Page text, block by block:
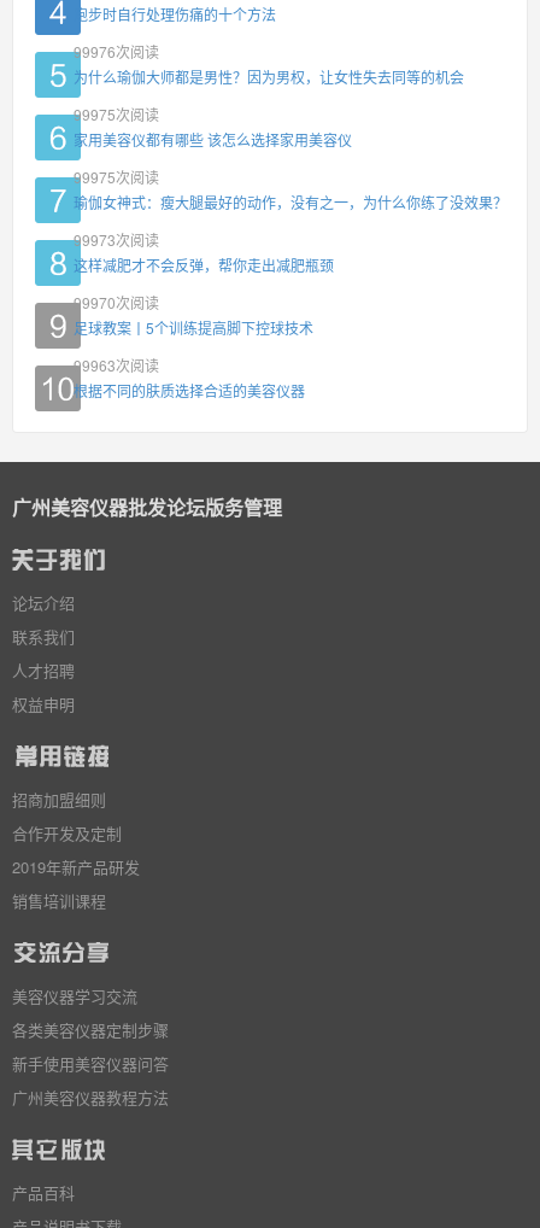
跑步时自行处理伤痛的十个方法
99976次阅读
为什么瑜伽大师都是男性？因为男权，让女性失去同等的机会
99975次阅读
家用美容仪都有哪些 该怎么选择家用美容仪
99975次阅读
瑜伽女神式：瘦大腿最好的动作，没有之一，为什么你练了没效果？
99973次阅读
这样减肥才不会反弹，帮你走出减肥瓶颈
99970次阅读
足球教案丨5个训练提高脚下控球技术
99963次阅读
根据不同的肤质选择合适的美容仪器
广州美容仪器批发论坛版务管理
论坛介绍
联系我们
人才招聘
权益申明
招商加盟细则
合作开发及定制
2019年新产品研发
销售培训课程
美容仪器学习交流
各类美容仪器定制步骤
新手使用美容仪器问答
广州美容仪器教程方法
产品百科